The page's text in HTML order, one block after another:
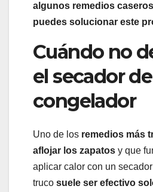
algunos remedios
puedes solucionar este
Cuándo no
el secador
congelador
Uno de los remedios más
aflojar los zapatos y que
aplicar calor con un
truco suele ser efectivo